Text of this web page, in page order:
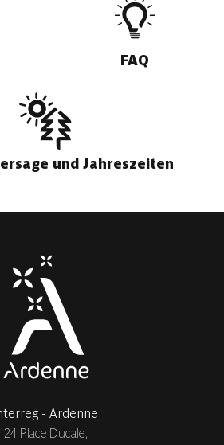
FAQ
und Jahreszeiten
- Ardenne
24 Place Ducale,